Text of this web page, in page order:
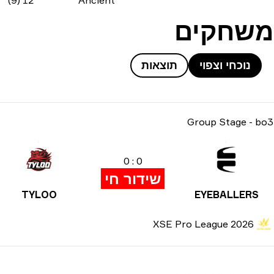
משחקים
נוכחי וצפוי תוצאות
Group Stage - bo3
EYEBALLERS
0 : 0
שידור חי
TYLOO
XSE Pro League 2026